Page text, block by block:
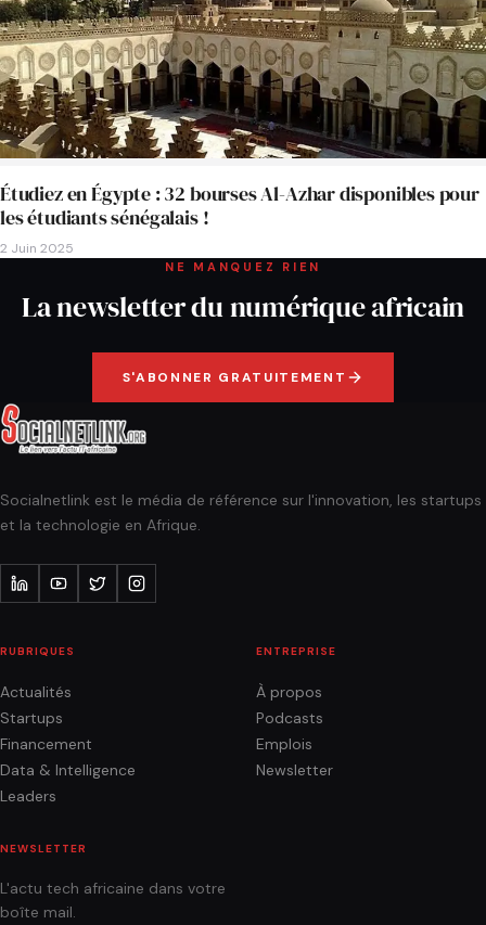
Étudiez en Égypte : 32 bourses Al-Azhar disponibles pour
les étudiants sénégalais !
2 Juin 2025
NE MANQUEZ RIEN
La newsletter du numérique africain
S'ABONNER GRATUITEMENT
Socialnetlink est le média de référence sur l'innovation, les startups
et la technologie en Afrique.
RUBRIQUES
Actualités
Startups
Financement
Data & Intelligence
Leaders
ENTREPRISE
À propos
Podcasts
Emplois
Newsletter
NEWSLETTER
L'actu tech africaine dans votre
boîte mail.